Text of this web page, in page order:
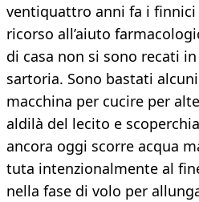
ventiquattro anni fa i finnici
ricorso all’aiuto
di casa non si sono recati
sartoria. Sono bastati
macchina per cucire per
aldilà del lecito e
ancora oggi scorre acqua
tuta intenzionalmente al
nella fase di volo per